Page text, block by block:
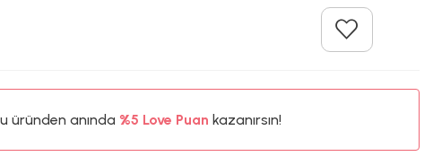
üründen anında %5
%5
Love Puan kazanırsın!